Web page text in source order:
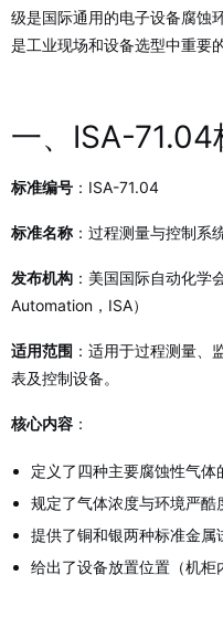
级是国际通用的电子设备腐蚀
是工业现场和设备选型中重要
一、ISA-71.04
标准编号 ：ISA-71.04
标准名称 ：过程测量与控制系
发布机构 ：美国国际自动化
Automation，ISA）
适用范围 ：适用于过程测量、
表及控制设备。
核心内容 ：
定义了四种主要腐蚀性气体
规定了气体浓度与环境严酷
提供了铜和银两种标准金
给出了设备放置位置（机